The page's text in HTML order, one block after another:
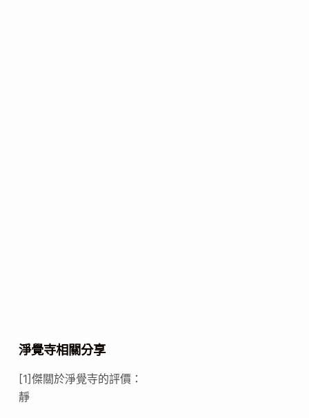
淨覺寺相關分享
[1]傑關於淨覺寺的評價：
靜